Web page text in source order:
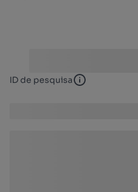
ID de pesquisa ID de pesquisa